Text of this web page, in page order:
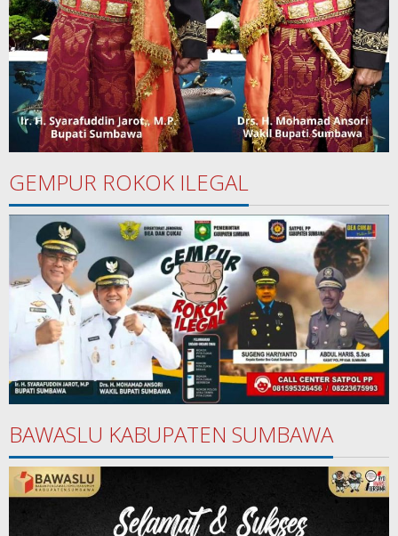
GEMPUR ROKOK ILEGAL
BAWASLU KABUPATEN SUMBAWA